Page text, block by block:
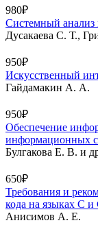
980₽
Системный
Дусакаева С. Т.,
950₽
Искусственный
Гайдамакин А. А.
950₽
Обеспечение
информационных
Булгакова Е. В. и
650₽
Требования и
кода на языках С
Анисимов А. Е.